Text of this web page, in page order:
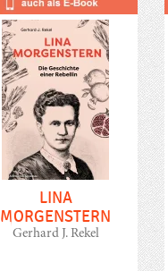
LINA
MORGENSTERN
Gerhard J. Rekel